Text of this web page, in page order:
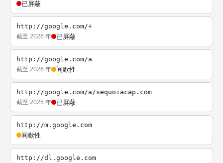
已屏蔽
http://google.com/+
截至 2026 年 已屏蔽
http://google.com/a
截至 2026 年 间歇性
http://google.com/a/sequoiacap.com
截至 2025 年 已屏蔽
http://m.google.com
间歇性
http://dl.google.com